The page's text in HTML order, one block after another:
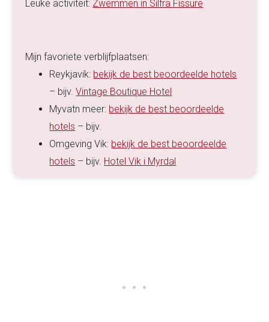
Leuke activiteit: Zwemmen in Silfra Fissure
Mijn favoriete verblijfplaatsen:
Reykjavik: bekijk de best beoordeelde hotels
– bijv.Vintage Boutique Hotel
Myvatn meer: bekijk de best beoordeelde
hotels – bijv.
Omgeving Vik: bekijk de best beoordeelde
hotels – bijv. Hotel Vik i Myrdal